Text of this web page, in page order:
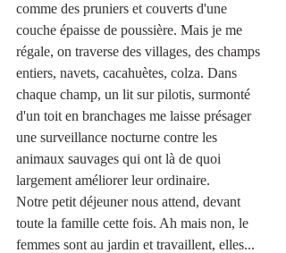
comme des pruniers et couverts d'une
couche épaisse de poussière. Mais je me
régale, on traverse des villages, des champs
entiers, navets, cacahuètes, colza. Dans
chaque champ, un lit sur pilotis, surmonté
d'un toit en branchages me laisse présager
une surveillance nocturne contre les
animaux sauvages qui ont là de quoi
largement améliorer leur ordinaire.
Notre petit déjeuner nous attend, devant
toute la famille cette fois. Ah mais non, le
femmes sont au jardin et travaillent, elles...